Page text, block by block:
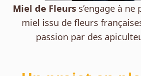
Miel de Fleurss’engage à ne
miel issu de fleurs
passion par des